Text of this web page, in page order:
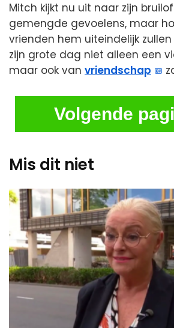
Mitch kijkt nu uit naar zijn
gemengde gevoelens, maar
vrienden hem uiteindelijk
zijn grote dag niet alleen een
maar ook van vriendschap
Volgende
Mis dit niet